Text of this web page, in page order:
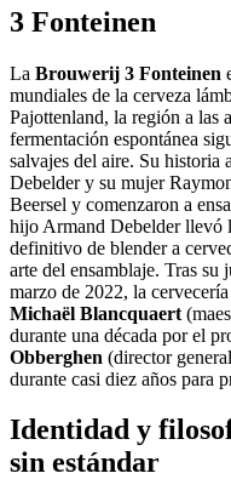
3 Fonteinen
La Brouwerij 3 Fonteinen
mundiales de la cerveza
Pajottenland, la región a las
fermentación espontánea
salvajes del aire. Su historia
Debelder y su mujer
Beersel y comenzaron a
hijo Armand Debelder llevó
definitivo de blender a
arte del ensamblaje. Tras
marzo de 2022, la
Michaël Blancquaert
durante una década por el
Obberghen (director
durante casi diez años para
Identidad y
sin estándar